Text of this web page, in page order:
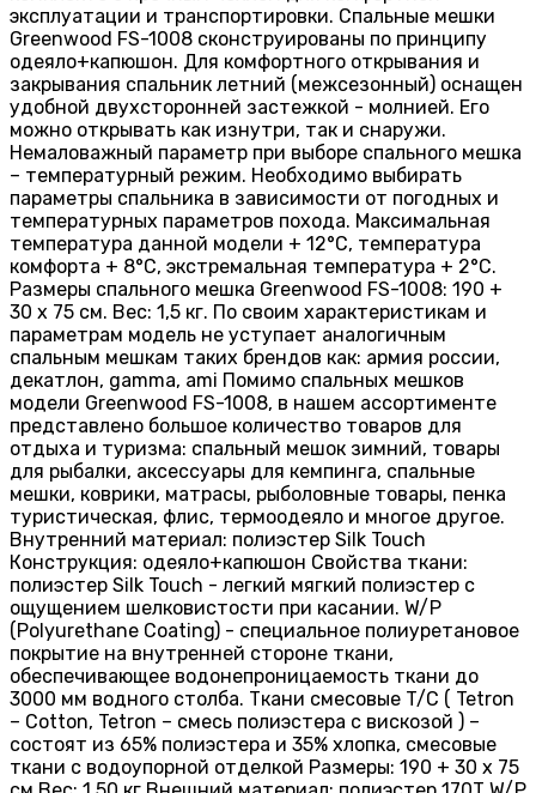
эксплуатации и транспортировки. Спальные мешки
Greenwood FS-1008 сконструированы по принципу
одеяло+капюшон. Для комфортного открывания и
закрывания спальник летний (межсезонный) оснащен
удобной двухсторонней застежкой - молнией. Его
можно открывать как изнутри, так и снаружи.
Немаловажный параметр при выборе спального мешка
– температурный режим. Необходимо выбирать
параметры спальника в зависимости от погодных и
температурных параметров похода. Максимальная
температура данной модели + 12°C, температура
комфорта + 8°C, экстремальная температура + 2°C.
Размеры спального мешка Greenwood FS-1008: 190 +
30 х 75 см. Вес: 1,5 кг. По своим характеристикам и
параметрам модель не уступает аналогичным
спальным мешкам таких брендов как: армия россии,
декатлон, gamma, ami Помимо спальных мешков
модели Greenwood FS-1008, в нашем ассортименте
представлено большое количество товаров для
отдыха и туризма: спальный мешок зимний, товары
для рыбалки, аксессуары для кемпинга, спальные
мешки, коврики, матрасы, рыболовные товары, пенка
туристическая, флис, термоодеяло и многое другое.
Внутренний материал: полиэстер Silk Touch
Конструкция: одеяло+капюшон Свойства ткани:
полиэстер Silk Touch - легкий мягкий полиэстер с
ощущением шелковистости при касании. W/P
(Polyurethane Coating) - специальное полиуретановое
покрытие на внутренней стороне ткани,
обеспечивающее водонепроницаемость ткани до
3000 мм водного столба. Ткани смесовые T/C ( Tetron
– Cotton, Tetron – смесь полиэстера с вискозой ) –
состоят из 65% полиэстера и 35% хлопка, смесовые
ткани с водоупорной отделкой Размеры: 190 + 30 х 75